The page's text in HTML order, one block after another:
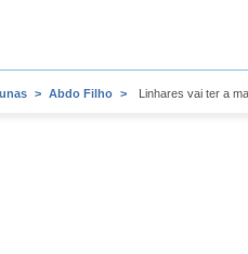
Abdo Filho Linhares vai ter a